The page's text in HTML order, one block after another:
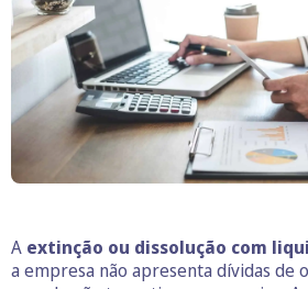
A extinção ou dissolução com
a empresa não apresenta dívidas de